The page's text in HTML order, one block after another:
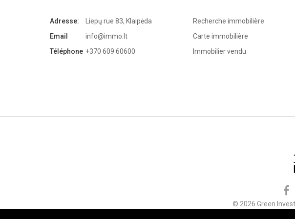
Adresse:
Liepų rue 83, Klaipėda
Email
info@immo.lt
Téléphone +370 609 60600
Recherche immobilière
Carte immobilière
Immobilier vendu
© 2026 Green